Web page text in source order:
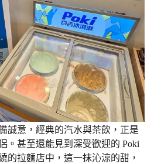
誠意，經典的汽水與茶飲，正是
。甚至還能見到深受歡迎的 Poki
的拉麵店中，這一抹沁涼的甜，